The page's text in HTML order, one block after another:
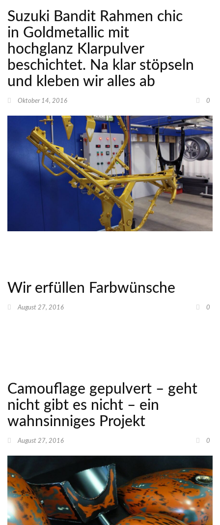
Suzuki Bandit Rahmen chic
in Goldmetallic mit
hochglanz Klarpulver
beschichtet. Na klar stöpseln
und kleben wir alles ab
Oktober 14, 2016 0
Wir erfüllen Farbwünsche
August 27, 2016 0
Camouflage gepulvert – geht
nicht gibt es nicht – ein
wahnsinniges Projekt
August 27, 2016 0